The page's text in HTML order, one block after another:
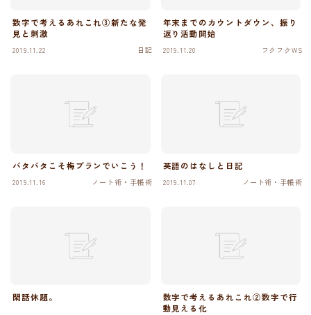
数字で考えるあれこれ③新たな発
見と刺激
2019.11.22 日記
年末までのカウントダウン、振り
返り活動開始
2019.11.20 フクフクWS
バタバタこそ梅プランでいこう！
2019.11.16 ノート術・手帳術
英語のはなしと日記
2019.11.07 ノート術・手帳術
閑話休題。
数字で考えるあれこれ②数字で行
動見える化